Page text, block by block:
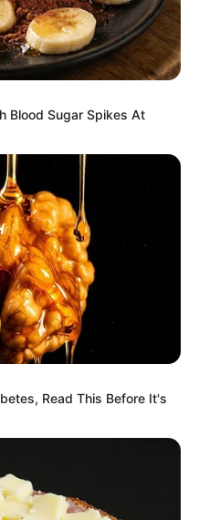
വലിയ തോട്ടിലെയും
പുനഃസ്ഥാപിക്കുന്ന
മണ്ണ് നീക്കി തോട്
ചോദ്യം ചെയ്‍ത്,
നായർ കളക്ടർക്ക്
Blood Sugar Spikes At
Read This Before It's